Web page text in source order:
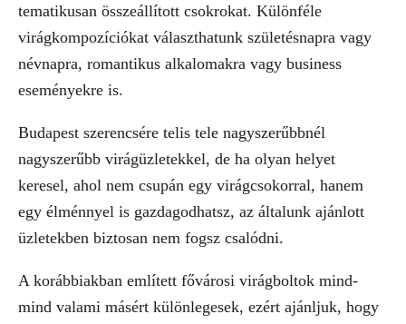
tematikusan összeállított csokrokat. Különféle
virágkompozíciókat választhatunk születésnapra vagy
névnapra, romantikus alkalomakra vagy business
eseményekre is.
Budapest szerencsére telis tele nagyszerűbbnél
nagyszerűbb virágüzletekkel, de ha olyan helyet
keresel, ahol nem csupán egy virágcsokorral, hanem
egy élménnyel is gazdagodhatsz, az általunk ajánlott
üzletekben biztosan nem fogsz csalódni.
A korábbiakban említett fővárosi virágboltok mind-
mind valami másért különlegesek, ezért ajánljuk, hogy